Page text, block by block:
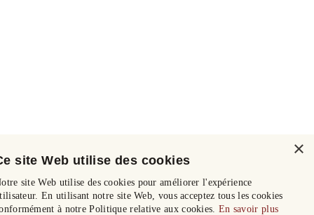
×
site Web utilise des cookies
site Web utilise des cookies pour améliorer l'expérience
En utilisant notre site Web, vous acceptez tous les cookies
à notre Politique relative aux cookies. En savoir plus